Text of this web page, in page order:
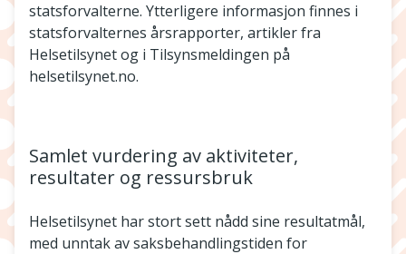
statsforvalterne. Ytterligere informasjon finnes i
statsforvalternes årsrapporter, artikler fra
Helsetilsynet og i Tilsynsmeldingen på
helsetilsynet.no.
Samlet vurdering av aktiviteter,
resultater og ressursbruk
Helsetilsynet har stort sett nådd sine resultatmål,
med unntak av saksbehandlingstiden for